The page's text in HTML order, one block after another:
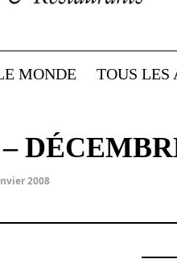
MONDE TOUS LES
2008